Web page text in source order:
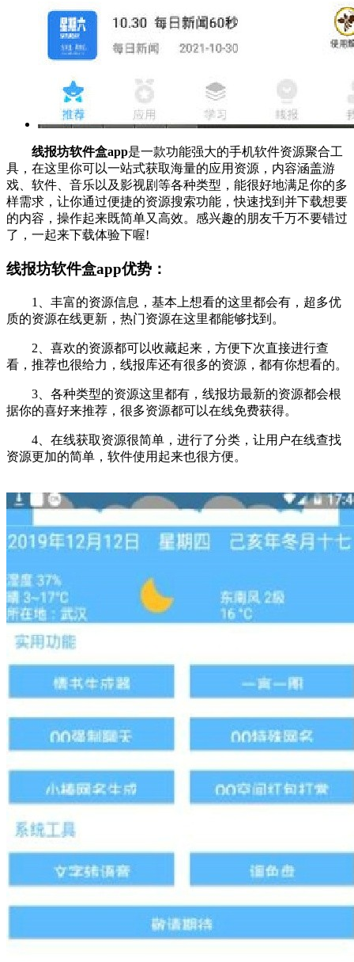
线报坊软件盒app是一款功能强大的手机软件资源聚合工
具，在这里你可以一站式获取海量的应用资源，内容涵盖游
戏、软件、音乐以及影视剧等各种类型，能很好地满足你的多
样需求，让你通过便捷的资源搜索功能，快速找到并下载想要
的内容，操作起来既简单又高效。感兴趣的朋友千万不要错过
了，一起来下载体验下喔!
线报坊软件盒app优势：
1、丰富的资源信息，基本上想看的这里都会有，超多优
质的资源在线更新，热门资源在这里都能够找到。
2、喜欢的资源都可以收藏起来，方便下次直接进行查
看，推荐也很给力，线报库还有很多的资源，都有你想看的。
3、各种类型的资源这里都有，线报坊最新的资源都会根
据你的喜好来推荐，很多资源都可以在线免费获得。
4、在线获取资源很简单，进行了分类，让用户在线查找
资源更加的简单，软件使用起来也很方便。